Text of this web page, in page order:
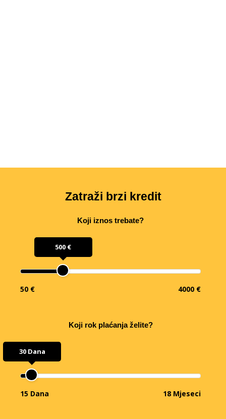
Zatraži brzi kredit
Koji iznos trebate?
500 €
50 € 4000 €
Koji rok plaćanja želite?
30 Dana
15 Dana 18 Mjeseci